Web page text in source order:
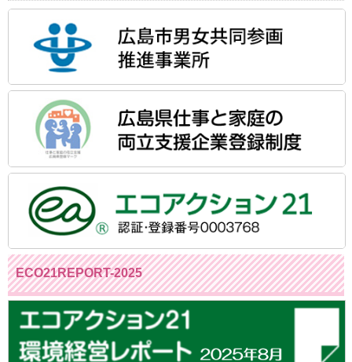
ECO21REPORT-2025